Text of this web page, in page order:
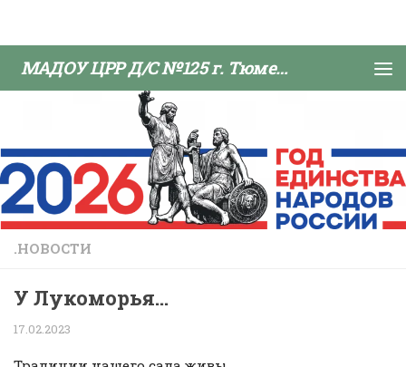
МАДОУ ЦРР Д/С №125 г. Тюмени
.НОВОСТИ
У Лукоморья…
17.02.2023